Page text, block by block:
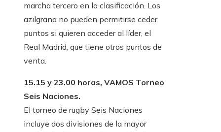
marcha tercero en la clasificación. Los
azilgrana no pueden permitirse ceder
puntos si quieren acceder al líder, el
Real Madrid, que tiene otros puntos de
venta.
15.15 y 23.00 horas, VAMOS Torneo
Seis Naciones.
El torneo de rugby Seis Naciones
incluye dos divisiones de la mayor